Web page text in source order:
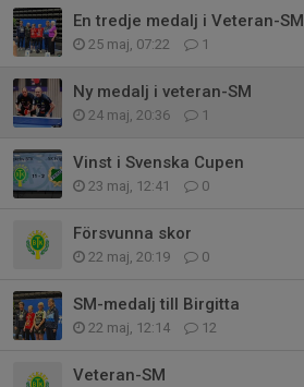
En tredje medalj i Veteran-SM
25 maj, 07:22 1
Ny medalj i veteran-SM
24 maj, 20:36 1
Vinst i Svenska Cupen
23 maj, 12:41 0
Försvunna skor
22 maj, 20:19 0
SM-medalj till Birgitta
22 maj, 12:14 12
Veteran-SM